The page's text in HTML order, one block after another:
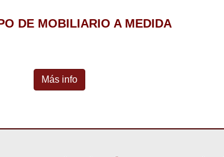
DE MOBILIARIO A MEDIDA
Más info